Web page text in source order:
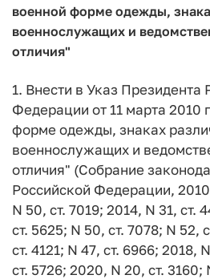
военной форме одежды,
военнослужащих и
отличия"
1. Внести в Указ Президента
Федерации от 11 марта 2010
форме одежды, знаках
военнослужащих и
отличия" (Собрание
Российской Федерации,
N 50, ст. 7019; 2014, N 31, ст.
ст. 5625; N 50, ст. 7078; N 52,
ст. 4121; N 47, ст. 6966; 2018,
ст. 5726; 2020, N 20, ст. 3160;